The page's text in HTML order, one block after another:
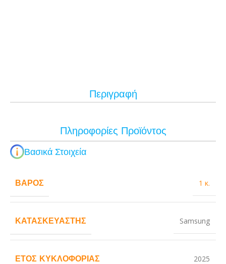
Περιγραφή
Πληροφορίες Προϊόντος
Βασικά Στοιχεία
ΒΆΡΟΣ 1 κ.
ΚΑΤΑΣΚΕΥΑΣΤΉΣ Samsung
ΈΤΟΣ ΚΥΚΛΟΦΟΡΊΑΣ 2025